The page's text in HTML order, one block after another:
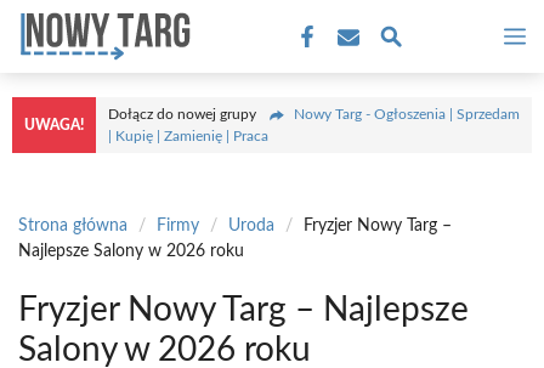
Przejdź
treści
UWAGA!
Dołącz do nowej grupy
Nowy Targ - Ogłoszenia | Sprzedam
| Kupię | Zamienię | Praca
Strona główna / Firmy / Uroda /
Fryzjer Nowy Targ –
Najlepsze Salony w 2026 roku
Fryzjer Nowy Targ – Najlepsze
Salony w 2026 roku